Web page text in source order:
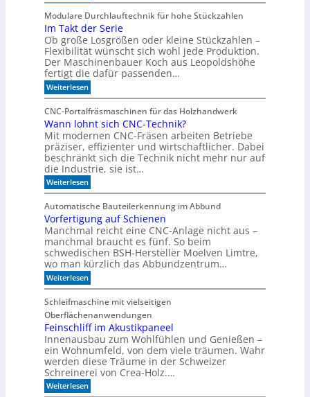
d
e
u
t
e
n
s
i
e
t
e
I
R
-
e
n
s
o
r
e
n
o
n
d
e
r
B
o
r
k
e
z
u
m
B
ü
c
h
e
r
r
e
a
l
Modulare Durchlauftechnik für hohe Stückzahlen
Im Takt der Serie
Ob große Losgrößen oder kleine Stückzahlen –
Flexibilität wünscht sich wohl jede Produktion.
Der Maschinenbauer Koch aus Leopoldshöhe
fertigt die dafür passenden…
Weiterlesen:
I
T
a
k
t
d
e
r
S
e
r
i
e
CNC-Portalfräsmaschinen für das Holzhandwerk
Wann lohnt sich CNC-Technik?
Mit modernen CNC-Fräsen arbeiten Betriebe
präziser, effizienter und wirtschaftlicher. Dabei
beschränkt sich die Technik nicht mehr nur auf
die Industrie, sie ist…
Weiterlesen:
W
a
n
n
l
o
h
n
t
s
i
h
C
N
C
-
T
e
c
h
n
Automatische Bauteilerkennung im Abbund
Vorfertigung auf Schienen
Manchmal reicht eine CNC-Anlage nicht aus –
manchmal braucht es fünf. So beim
schwedischen BSH-Hersteller Moelven Limtre,
wo man kürzlich das Abbundzentrum…
Weiterlesen:
V
r
f
e
r
t
i
g
u
g
Schleifmaschine mit vielseitigen
Oberflächenanwendungen
Feinschliff im Akustikpaneel
Innenausbau zum Wohlfühlen und Genießen –
ein Wohnumfeld, von dem viele träumen. Wahr
werden diese Träume in der Schweizer
Schreinerei von Crea-Holz.…
Weiterlesen:
F